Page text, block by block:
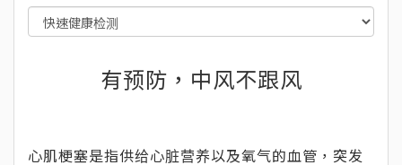
有预防，中风不跟风
心肌梗塞是指供给心脏营养以及氧气的血管，突发